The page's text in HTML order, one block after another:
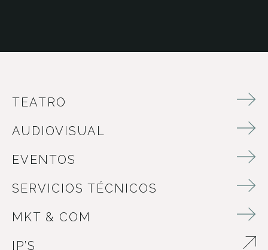
TEATRO
AUDIOVISUAL
EVENTOS
SERVICIOS TÉCNICOS
MKT & COM
IP’S